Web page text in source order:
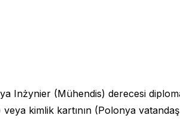
(Mühendis) derecesi
kimlik kartının (Polonya